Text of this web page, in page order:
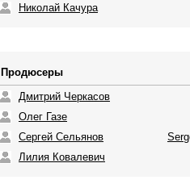
Николай Качура
Продюсеры
Дмитрий Черкасов
Олег Газе
Сергей Сельянов
Лилия Ковалевич